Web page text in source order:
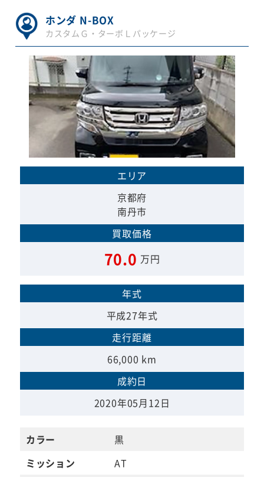
ホンダ N-BOX
カスタムＧ・ターボＬパッケージ
エリア
京都府
南丹市
買取価格
70.0 万円
年式
平成27年式
走行距離
66,000 km
成約日
2020年05月12日
カラー
黒
ミッション
AT